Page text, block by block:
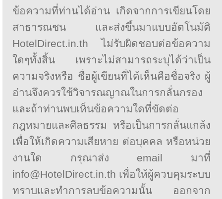
ข้อความที่ท่านได้อ่าน เกิดจากการเขียนโดย
สาธารณชน และส่งขึ้นมาแบบอัตโนมัติ
HotelDirect.in.th ไม่รับผิดชอบต่อข้อความ
ใดๆทั้งสิ้น เพราะไม่สามารถระบุได้ว่าเป็น
ความจริงหรือ ชื่อผู้เขียนที่ได้เห็นคือชื่อจริง ผู้
อ่านจึงควรใช้วิจารณญาณในการกลั่นกรอง
และถ้าท่านพบเห็นข้อความใดที่ขัดต่อ
กฎหมายและศีลธรรม หรือเป็นการกลั่นแกล้ง
เพื่อให้เกิดความเสียหาย ต่อบุคคล หรือหน่วย
งานใด กรุณาส่ง email มาที่
info@HotelDirect.in.th เพื่อให้ผู้ควบคุมระบบ
ทราบและทำการลบข้อความนั้น ออกจาก